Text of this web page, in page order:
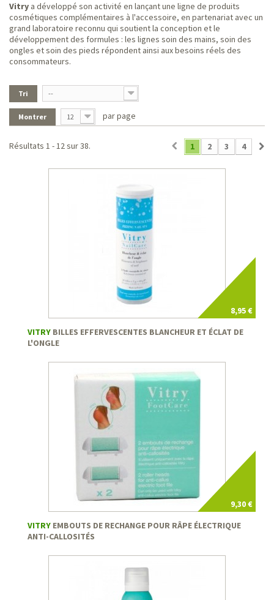
Vitry a développé son activité en lançant une ligne de produits
cosmétiques complémentaires à l'accessoire, en partenariat avec un
grand laboratoire reconnu qui soutient la conception et le
développement des formules : les lignes soin des mains, soin des
ongles et soin des pieds répondent ainsi aux besoins réels des
consommateurs.
Tri --
Montrer 12 par page
1 2 3 4
Résultats 1 - 12 sur 38.
8,95 €
VITRY BILLES EFFERVESCENTES BLANCHEUR ET ÉCLAT DE
L'ONGLE
9,30 €
VITRY EMBOUTS DE RECHANGE POUR RÂPE ÉLECTRIQUE
ANTI-CALLOSITÉS